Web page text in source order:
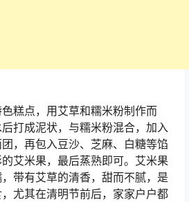
糕点，用艾草和糯米粉制作而
打成泥状，与糯米粉混合，加入
，再包入豆沙、芝麻、白糖等馅
艾米果，最后蒸熟即可。艾米果
带有艾草的清香，甜而不腻，是
尤其在清明节前后，家家户户都